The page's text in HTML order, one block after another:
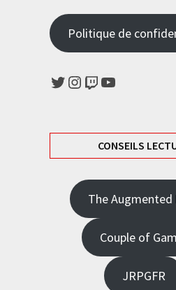
Politique de
Twitter
Instagram
TwitchYouTube
CONSEILS
The
Couple of
JRPGFR